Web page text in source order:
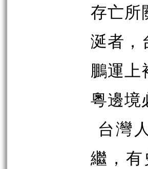
存亡所
涎者，
鵬運上
粵邊境
台灣
繼，